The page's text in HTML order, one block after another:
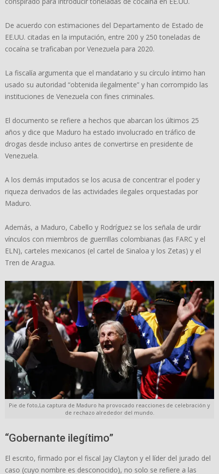
De acuerdo con estimaciones del Departamento de Estado de
EE.UU. citadas en la imputación, entre 200 y 250 toneladas de
cocaína se traficaban por Venezuela para 2020.
La fiscalía argumenta que el mandatario y su círculo íntimo han
usado su autoridad “obtenida ilegalmente” y han corrompido las
instituciones de Venezuela con fines criminales.
El documento se refiere a hechos que abarcan los últimos 25
años y dice que Maduro ha estado involucrado en tráfico de
drogas desde incluso antes de convertirse en presidente de
Venezuela.
A los demás imputados se los acusa de concentrar el poder y
riqueza derivados de las actividades ilegales orquestadas por
Maduro.
Además, a Maduro, Cabello y Rodríguez se los señala de urdir
vínculos con miembros de guerrillas colombianas (las FARC y el
ELN), carteles mexicanos (el cartel de Sinaloa y los Zetas) y el
Tren de Aragua.
Pie de foto,La captura de Maduro ha provocado reacciones de celebración y
de rechazo alrededor del mundo.
“Gobernante ilegítimo”
El escrito, firmado por el fiscal Jay Clayton y el líder del jurado del
caso (cuyo nombre es desconocido), no solo se refiere a las